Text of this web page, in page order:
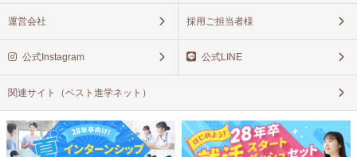
運営会社 採用ご担当者様
公式Instagram 公式LINE
関連サイト（ベスト進学ネット）